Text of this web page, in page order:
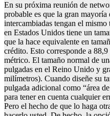
En su próxima reunión de
probable es que la gran mayoría
intercambiadas tengan el
en Estados Unidos tiene un
que la hace equivalente en
crédito. Esto corresponde a
métrico. El tamaño normal de
pulgadas en el Reino Unido y
milímetros). Cuando diseñe su
pulgada adicional como “área
para tener en cuenta cualquier
Pero el hecho de que lo haga